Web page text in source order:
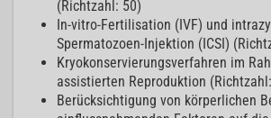
(Richtzahl: 50)
In-vitro-Fertilisation (IVF) und
Spermatozoen-Injektion (ICSI)
Kryokonservierungsverfahren im
assistierten Reproduktion
Berücksichtigung von körperlichen